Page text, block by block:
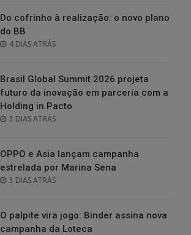
Do cofrinho à realização: o novo plano
do BB
POSTED
4 DIAS ATRÁS
Brasil Global Summit 2026 projeta
futuro da inovação em parceria com a
Holding in.Pacto
POSTED
3 DIAS ATRÁS
OPPO e Asia lançam campanha
estrelada por Marina Sena
POSTED
3 DIAS ATRÁS
O palpite vira jogo: Binder assina nova
campanha da Loteca